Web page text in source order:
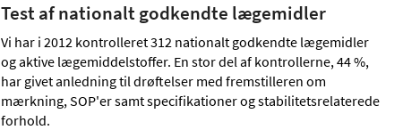
Test af nationalt godkendte lægemidler
Vi har i 2012 kontrolleret 312 nationalt godkendte lægemidler
og aktive lægemiddelstoffer. En stor del af kontrollerne, 44 %,
har givet anledning til drøftelser med fremstilleren om
mærkning, SOP'er samt specifikationer og stabilitetsrelaterede
forhold.